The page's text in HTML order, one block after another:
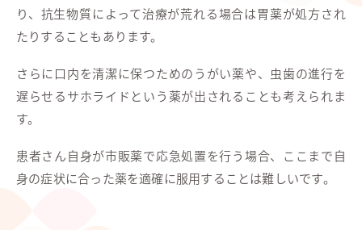
り、抗生物質によって治療が荒れる場合は胃薬が処方され
たりすることもあります。
さらに口内を清潔に保つためのうがい薬や、虫歯の進行を
遅らせるサホライドという薬が出されることも考えられま
す。
患者さん自身が市販薬で応急処置を行う場合、ここまで自
身の症状に合った薬を適確に服用することは難しいです。